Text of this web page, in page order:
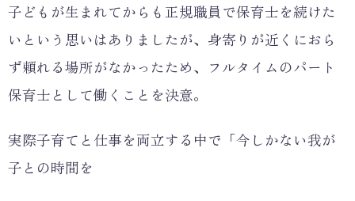
子どもが生まれてからも正規職員で保育士を続けた
いという思いはありましたが、身寄りが近くにおら
ず頼れる場所がなかったため、フルタイムのパート
保育士として働くことを決意。
実際子育てと仕事を両立する中で「今しかない我が
子との時間を